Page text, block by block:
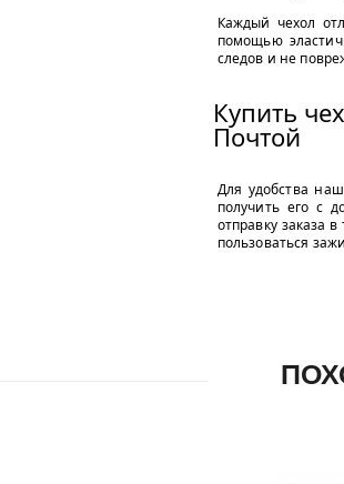
Каждый чехол
помощью
следов и не
Купить
Почтой
Для удобства
получить его с
отправку заказа
пользоваться